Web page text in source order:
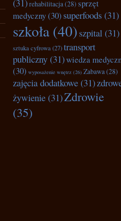
(31)rehabilitacja(28) sprzęt
medyczny(30) superfoods (31)
szkoła (40) szpital (31)
sztuka cyfrowa(27)transport
publiczny (31)wiedza
(30) wyposażenie wnętrz (26) Zabawa(28)
zajęcia dodatkowe (31)
żywienie (31)Zdrowie
(35)